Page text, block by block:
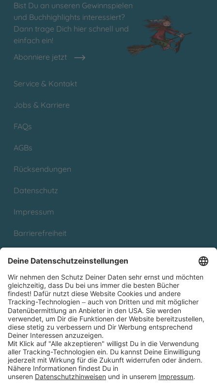
Bist Du an unseren Gewinnspielen
und Buchhighlights interessiert?
Dann trage Dich hier schnell und
einfach ein!
Abonniere jetzt
Service & Kontakt
Jobs & Karriere
FAQs
AGBs
Rücksendungen
Datenschutz
Impressum
Barrierefreiheit
Partnerprogramm (Affiliate)
Folge uns auf
* Versandkostenfrei ab 9,00 € Bestellwert innerhalb
Deutschlands